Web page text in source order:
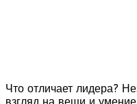
Что отличает лидера?